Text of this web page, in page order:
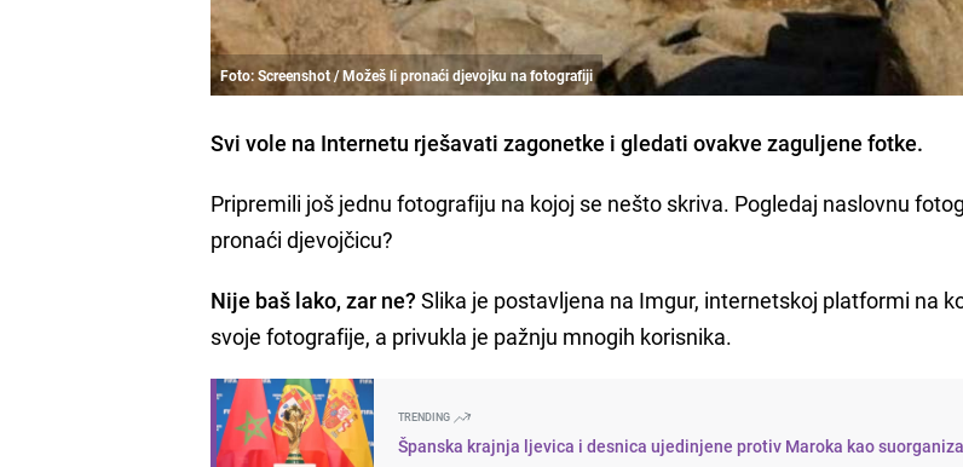
Foto: Screenshot / Možeš li pronaći djevojku na fotografiji
Svi vole na Internetu rješavati zagonetke i gledati ovakve zaguljene fotke.
Pripremili još jednu fotografiju na kojoj se nešto skriva. Pogledaj naslovnu
pronaći djevojčicu?
Nije baš lako, zar ne? Slika je postavljena na Imgur, internetskoj platformi na
svoje fotografije, a privukla je pažnju mnogih korisnika.
TRENDING
Španska krajnja ljevica i desnica ujedinjene protiv Maroka kao